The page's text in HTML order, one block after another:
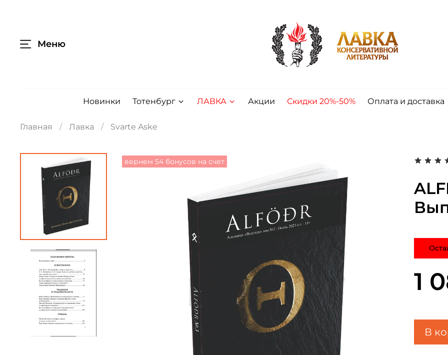
Меню
Новинки Тотенбург ЛАВКА Акции Скидки 20%-50% Оплата и доставка
Главная Лавка Svarte Aske
вернем 54 бонусов на счет
1
В